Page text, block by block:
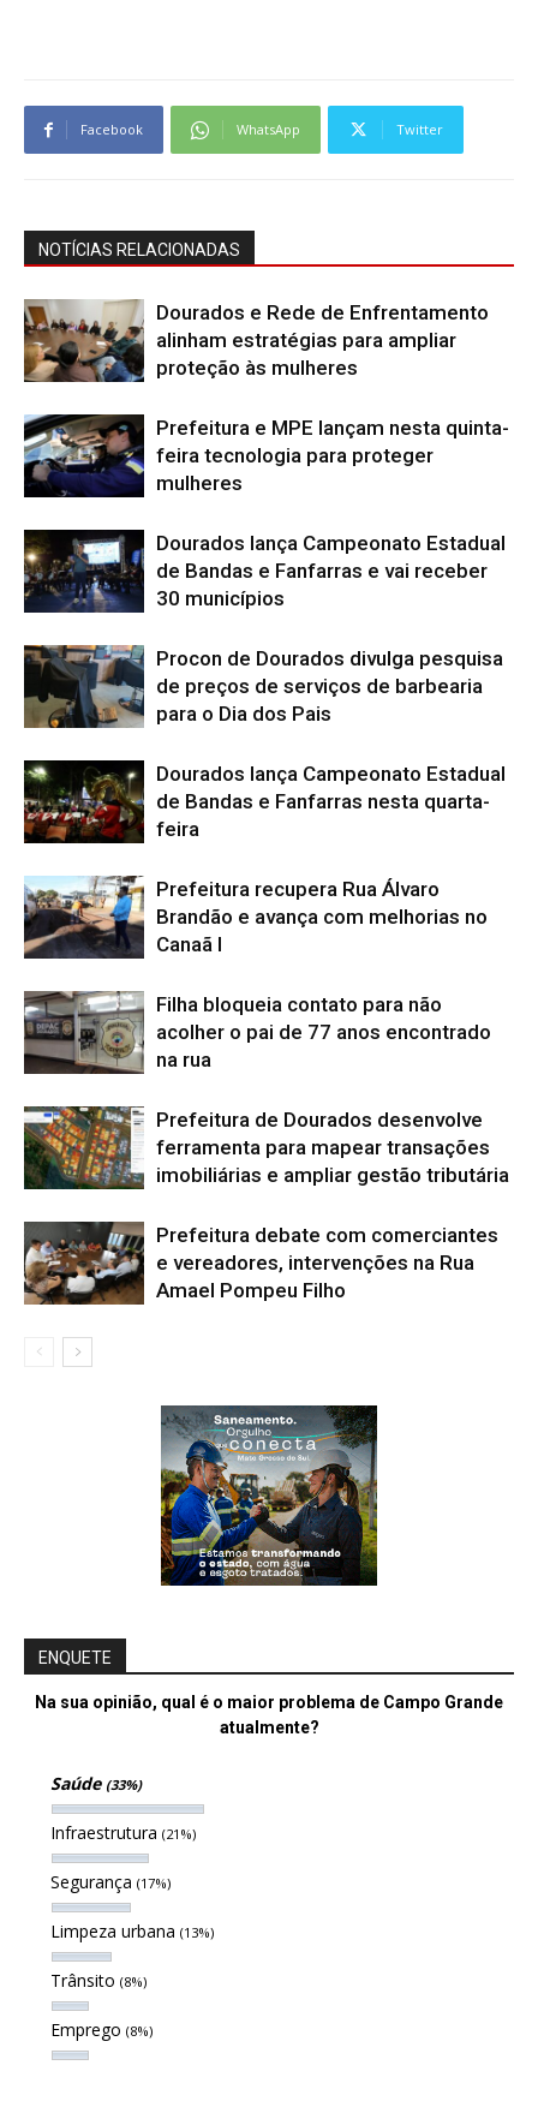
Facebook WhatsApp Twitter
NOTÍCIAS RELACIONADAS
Dourados e Rede de Enfrentamento
alinham estratégias para ampliar
proteção às mulheres
Prefeitura e MPE lançam nesta quinta-
feira tecnologia para proteger
mulheres
Dourados lança Campeonato Estadual
de Bandas e Fanfarras e vai receber
30 municípios
Procon de Dourados divulga pesquisa
de preços de serviços de barbearia
para o Dia dos Pais
Dourados lança Campeonato Estadual
de Bandas e Fanfarras nesta quarta-
feira
Prefeitura recupera Rua Álvaro
Brandão e avança com melhorias no
Canaã I
Filha bloqueia contato para não
acolher o pai de 77 anos encontrado
na rua
Prefeitura de Dourados desenvolve
ferramenta para mapear transações
imobiliárias e ampliar gestão tributária
Prefeitura debate com comerciantes
e vereadores, intervenções na Rua
Amael Pompeu Filho
ENQUETE
Na sua opinião, qual é o maior problema de Campo Grande
atualmente?
Saúde (33%)
Infraestrutura (21%)
Segurança (17%)
Limpeza urbana (13%)
Trânsito (8%)
Emprego (8%)